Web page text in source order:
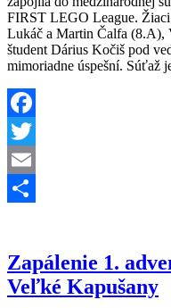
FIRST LEGO League.
Lukáč a Martin Čalfa (8.A),
študent Dárius Kočiš pod
mimoriadne úspešní. Súťaž
Facebook
Twitter
Email
Zapálenie 1.
Veľké Kapušany